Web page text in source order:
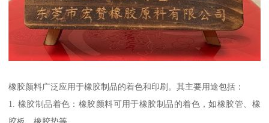
橡胶颜料广泛应用于橡胶制品的着色和印刷。其主要用途包括：
1. 橡胶制品着色：橡胶颜料可用于橡胶制品的着色，如橡胶管、橡
胶板、橡胶垫等。